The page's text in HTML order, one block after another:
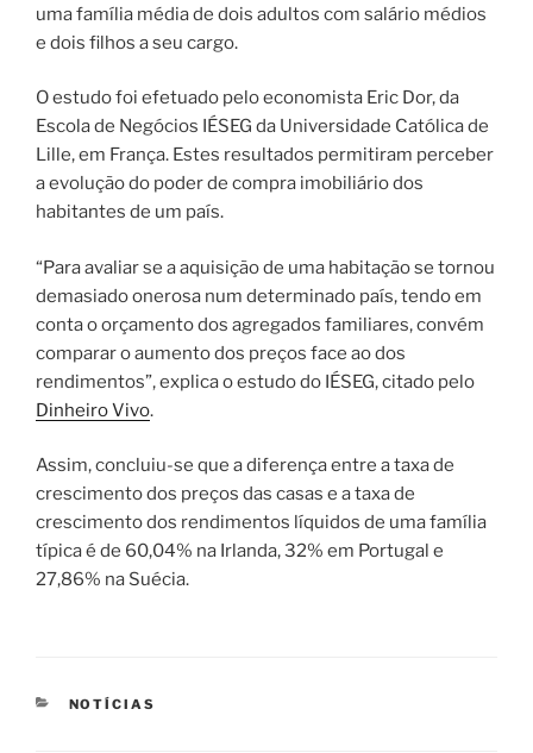
uma família média de dois adultos com salário médios
e dois filhos a seu cargo.
O estudo foi efetuado pelo economista Eric Dor, da
Escola de Negócios IÉSEG da Universidade Católica de
Lille, em França. Estes resultados permitiram perceber
a evolução do poder de compra imobiliário dos
habitantes de um país.
“Para avaliar se a aquisição de uma habitação se tornou
demasiado onerosa num determinado país, tendo em
conta o orçamento dos agregados familiares, convém
comparar o aumento dos preços face ao dos
rendimentos”, explica o estudo do IÉSEG, citado pelo
Dinheiro Vivo.
Assim, concluiu-se que a diferença entre a taxa de
crescimento dos preços das casas e a taxa de
crescimento dos rendimentos líquidos de uma família
típica é de 60,04% na Irlanda, 32% em Portugal e
27,86% na Suécia.
CATEGORIAS
NOTÍCIAS